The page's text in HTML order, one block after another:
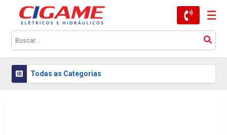
Todas as Categorias